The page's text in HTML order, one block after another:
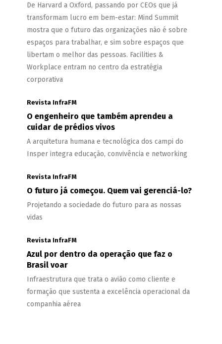
De Harvard a Oxford, passando por CEOs que já
transformam lucro em bem-estar: Mind Summit
mostra que o futuro das organizações não é sobre
espaços para trabalhar, e sim sobre espaços que
libertam o melhor das pessoas. Facilities &
Workplace entram no centro da estratégia
corporativa
Revista InfraFM
O engenheiro que também aprendeu a
cuidar de prédios vivos
A arquitetura humana e tecnológica dos campi do
Insper integra educação, convivência e networking
Revista InfraFM
O futuro já começou. Quem vai gerenciá-lo?
Projetando a sociedade do futuro para as nossas
vidas
Revista InfraFM
Azul por dentro da operação que faz o
Brasil voar
Infraestrutura que trata o avião como cliente e
formação que sustenta a excelência operacional da
companhia aérea